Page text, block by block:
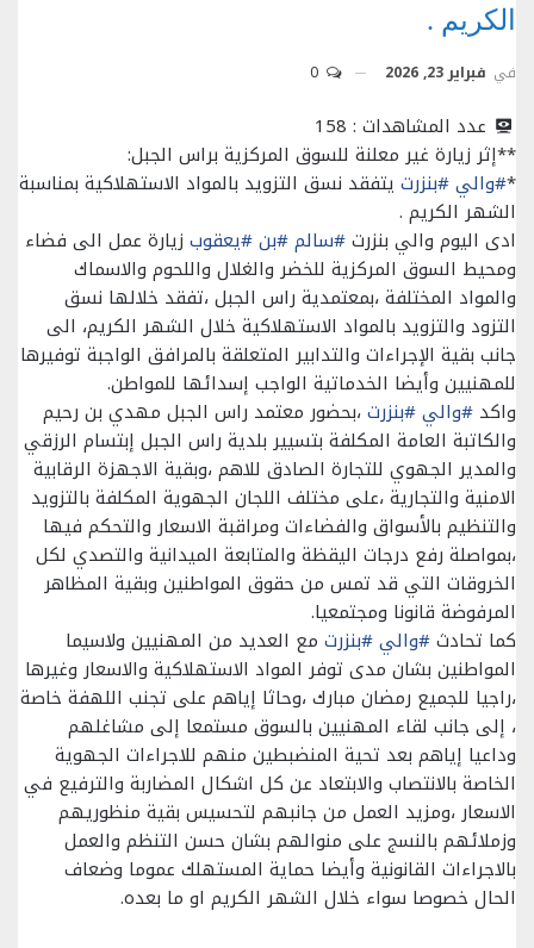
الكريم .
في فبراير 23, 2026
عدد المشاهدات : 158
**إثر زيارة غير معلنة للسوق المركزية براس الجبل:
*#والي#بنزرت يتفقد نسق التزويد بالمواد الاستهلاكية بمناسبة
الشهر الكريم .
ادى اليوم والي بنزرت#سالم#بن#يعقوب زيارة عمل الى فضاء
ومحيط السوق المركزية للخضر والغلال واللحوم والاسماك
والمواد المختلفة ،بمعتمدية راس الجبل ،تفقد خلالها نسق
التزود والتزويد بالمواد الاستهلاكية خلال الشهر الكريم، الى
جانب بقية الإجراءات والتدابير المتعلقة بالمرافق الواجبة توفيرها
للمهنيين وأيضا الخدماتية الواجب إسدائها للمواطن.
واكد #والي#بنزرت،بحضور معتمد راس الجبل مهدي بن رحيم
والكاتبة العامة المكلفة بتسيير بلدية راس الجبل إبتسام الرزقي
والمدير الجهوي للتجارة الصادق للاهم ،وبقية الاجهزة الرقابية
الامنية والتجارية ،على مختلف اللجان الجهوية المكلفة بالتزويد
والتنظيم بالأسواق والفضاءات ومراقبة الاسعار والتحكم فيها
،بمواصلة رفع درجات اليقظة والمتابعة الميدانية والتصدي لكل
الخروقات التي قد تمس من حقوق المواطنين وبقية المظاهر
المرفوضة قانونا ومجتمعيا.
كما تحادث#والي#بنزرت مع العديد من المهنيين ولاسيما
المواطنين بشان مدى توفر المواد الاستهلاكية والاسعار وغيرها
،راجيا للجميع رمضان مبارك ،وحاثا إياهم على تجنب اللهفة خاصة
، إلى جانب لقاء المهنيين بالسوق مستمعا إلى مشاغلهم
وداعيا إياهم بعد تحية المنضبطين منهم للاجراءات الجهوية
الخاصة بالانتصاب والابتعاد عن كل اشكال المضاربة والترفيع في
الاسعار ،ومزيد العمل من جانبهم لتحسيس بقية منظوريهم
وزملائهم بالنسج على منوالهم بشان حسن التنظم والعمل
بالاجراءات القانونية وأيضا حماية المستهلك عموما وضعاف
الحال خصوصا سواء خلال الشهر الكريم او ما بعده.